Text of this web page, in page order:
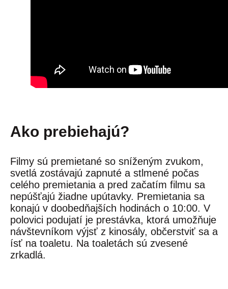
Ako prebiehajú?
Filmy sú premietané so sníženým zvukom,
svetlá zostávajú zapnuté a stlmené počas
celého premietania a pred začatím filmu sa
nepúšťajú žiadne upútavky. Premietania sa
konajú v doobedňajších hodinách o 10:00. V
polovici podujatí je prestávka, ktorá umožňuje
návštevníkom výjsť z kinosály, občerstviť sa a
ísť na toaletu. Na toaletách sú zvesené
zrkadlá.